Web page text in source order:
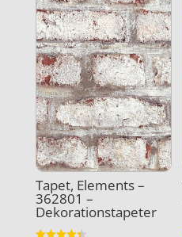
Tapet, Elements –
362801 –
Dekorationstapeter